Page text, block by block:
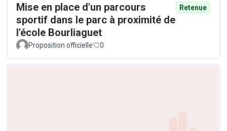
Mise en place d'un parcours
sportif dans le parc à proximité de
l'école Bourliaguet
Retenue
Proposition officielle 0